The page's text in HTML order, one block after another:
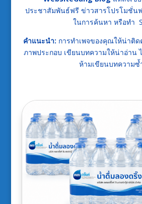
ประชาสัมพันธ์ฟรี ข่าวสารโปรโมชั่น
ในการค้นหา หรือทำ
คำแนะนำ: การทำเพจของคุณให้น่าติ
ภาพประกอบ เขียนบทความให้น่าอ่าน
ห้ามเขียนบทความซ้